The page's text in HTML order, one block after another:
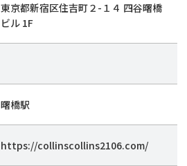
東京都新宿区住吉町２-１４ 四谷曙橋
ビル 1F
曙橋駅
https://collinscollins2106.com/